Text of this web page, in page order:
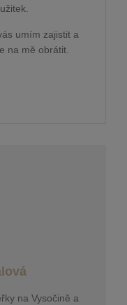
umím zajistit a
na mě obrátit.
na Vysočině a